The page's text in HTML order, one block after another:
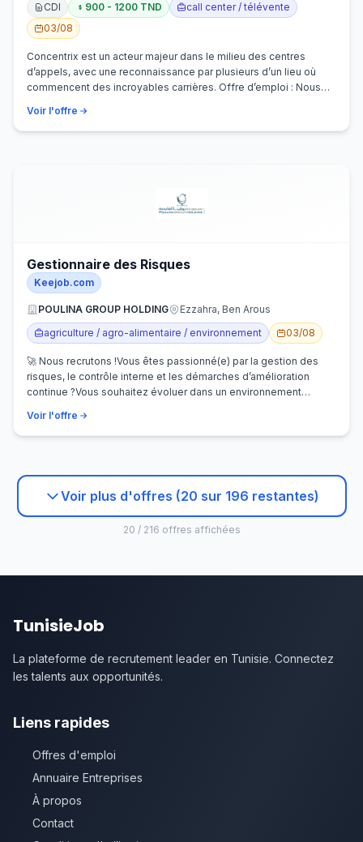
CDI
900 - 1200 TND
call center / télévente
03/08
Concentrix est un acteur majeur dans le milieu des centres
d’appels, avec une reconnaissance par plusieurs d’un lieu où
commencent des incroyables carrières. Offre d’emploi : Nous
Voir l'offre
Gestionnaire des Risques
Keejob.com
POULINA GROUP HOLDING
Ezzahra, Ben Arous
agriculture / agro-alimentaire / environnement
03/08
🚀 Nous recrutons !Vous êtes passionné(e) par la gestion des
risques, le contrôle interne et les démarches d’amélioration
continue ?Vous souhaitez évoluer dans un environnement
Voir l'offre
Voir plus d'offres (20 sur 196 restantes)
20 / 216 offres affichées
TunisieJob
La plateforme de recrutement leader en Tunisie. Connectez
les talents aux opportunités.
Liens rapides
Offres d'emploi
Annuaire Entreprises
À propos
Contact